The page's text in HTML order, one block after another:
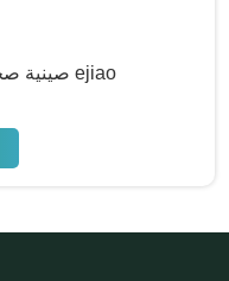
صينية صحية الغذاء الفاكهة الكعكة ejiao